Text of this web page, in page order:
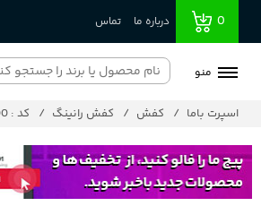
0 درباره ما تماس
منو
اسپرت باما کفش کفش رانینگ کد : 300